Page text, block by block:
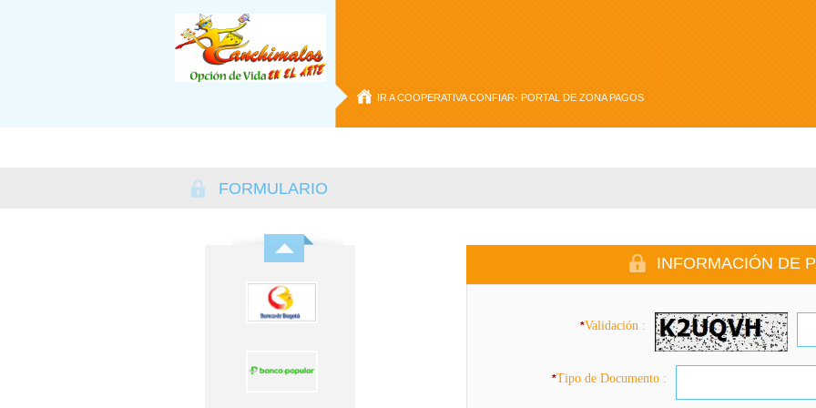
IR A COOPERATIVA CONFIAR- PORTAL DE ZONA PAGOS
FORMULARIO
INFORMACIÓN DE
*Validación :
*Tipo de Documento :